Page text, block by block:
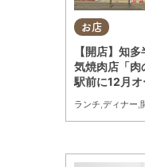
お店
【開店】知
気焼肉店「肉
駅前に12月
ランチ,ディナー,